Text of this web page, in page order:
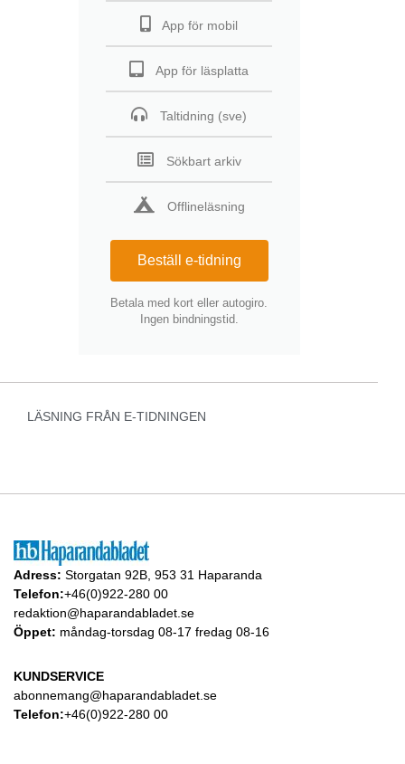
App för mobil
App för läsplatta
Taltidning (sve)
Sökbart arkiv
Offlineläsning
Beställ e-tidning
Betala med kort eller autogiro.
Ingen bindningstid.
LÄSNING FRÅN E-TIDNINGEN
Adress: Storgatan 92B, 953 31 Haparanda
Telefon:+46(0)922-280 00
redaktion@haparandabladet.se
Öppet: måndag-torsdag 08-17 fredag 08-16
KUNDSERVICE
abonnemang@haparandabladet.se
Telefon:+46(0)922-280 00